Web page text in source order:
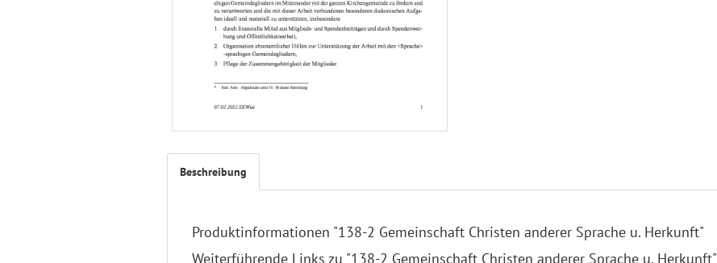
Beschreibung
Produktinformationen "138-2 Gemeinschaft Christen anderer Sprache u. Herkunft"
Weiterführende Links zu "138-2 Gemeinschaft Christen anderer Sprache u. Herkunft"